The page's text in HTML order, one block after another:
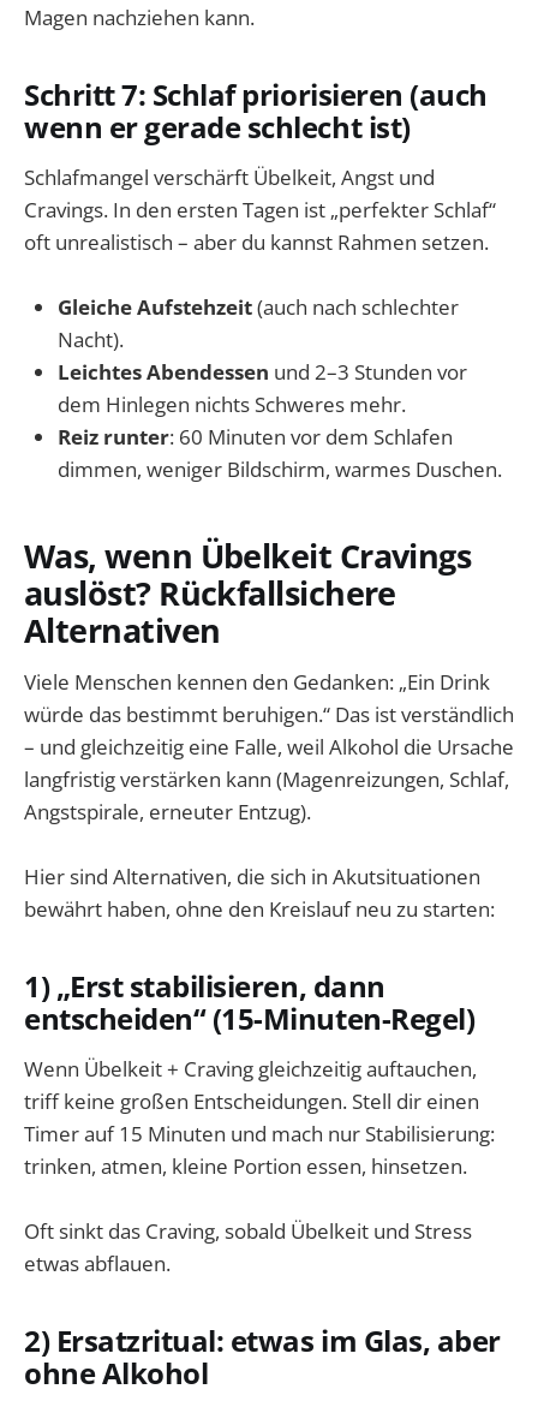
Magen nachziehen kann.
Schritt 7: Schlaf priorisieren (auch
wenn er gerade schlecht ist)
Schlafmangel verschärft Übelkeit, Angst und
Cravings. In den ersten Tagen ist „perfekter Schlaf“
oft unrealistisch – aber du kannst Rahmen setzen.
Gleiche Aufstehzeit(auch nach schlechter
Nacht).
Leichtes Abendessen und 2–3 Stunden vor
dem Hinlegen nichts Schweres mehr.
Reiz runter: 60 Minuten vor dem Schlafen
dimmen, weniger Bildschirm, warmes Duschen.
Was, wenn Übelkeit Cravings
auslöst? Rückfallsichere
Alternativen
Viele Menschen kennen den Gedanken: „Ein Drink
würde das bestimmt beruhigen.“ Das ist verständlich
– und gleichzeitig eine Falle, weil Alkohol die Ursache
langfristig verstärken kann (Magenreizungen, Schlaf,
Angstspirale, erneuter Entzug).
Hier sind Alternativen, die sich in Akutsituationen
bewährt haben, ohne den Kreislauf neu zu starten:
1) „Erst stabilisieren, dann
entscheiden“ (15-Minuten-Regel)
Wenn Übelkeit + Craving gleichzeitig auftauchen,
triff keine großen Entscheidungen. Stell dir einen
Timer auf 15 Minuten und mach nur Stabilisierung:
trinken, atmen, kleine Portion essen, hinsetzen.
Oft sinkt das Craving, sobald Übelkeit und Stress
etwas abflauen.
2) Ersatzritual: etwas im Glas, aber
ohne Alkohol